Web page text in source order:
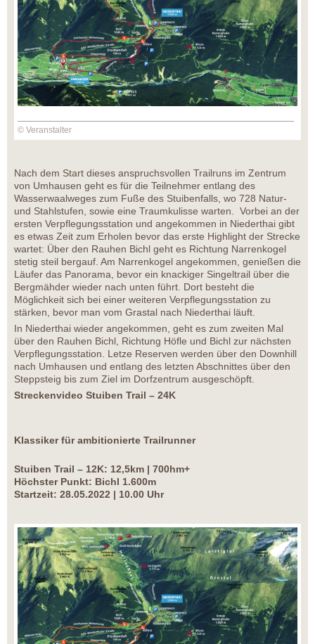
© Veranstalter
Nach dem Start dieses anspruchsvollen Trailruns im Zentrum
von Umhausen geht es für die Teilnehmer entlang des
Wasserwaalweges zum Fuße des Stuibenfalls, wo 728 Natur-
und Stahlstufen, sowie eine Traumkulisse warten. Vorbei an der
ersten Verpflegungsstation und angekommen in Niederthai gibt
es etwas Zeit zum Erholen bevor das erste Highlight der Strecke
wartet: Über den Rauhen Bichl geht es Richtung Narrenkogel
stetig steil bergauf. Am Narrenkogel angekommen, genießen die
Läufer das Panorama, bevor ein knackiger Singeltrail über die
Bergmähder wieder nach unten führt. Dort besteht die
Möglichkeit sich bei einer weiteren Verpflegungsstation zu
stärken, bevor man vom Grastal nach Niederthai läuft.
In Niederthai wieder angekommen, geht es zum zweiten Mal
über den Rauhen Bichl, Richtung Höfle und Bichl zur nächsten
Verpflegungsstation. Letze Reserven werden über den Downhill
nach Umhausen und entlang des letzten Abschnittes über den
Steppsteig bis zum Ziel im Dorfzentrum ausgeschöpft.
Streckenvideo Stuiben Trail – 24K
Klassiker für ambitionierte Trailrunner
Stuiben Trail – 12K: 12,5km | 700hm+
Höchster Punkt: Bichl 1.600m
Startzeit: 28.05.2022 | 10.00 Uhr